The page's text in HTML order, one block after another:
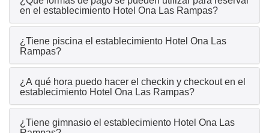
en el establecimiento Hotel Ona Las Rampas?
¿Tiene piscina el establecimiento Hotel Ona Las
Rampas?
¿A qué hora puedo hacer el checkin y checkout en el
establecimiento Hotel Ona Las Rampas?
¿Tiene gimnasio el establecimiento Hotel Ona Las